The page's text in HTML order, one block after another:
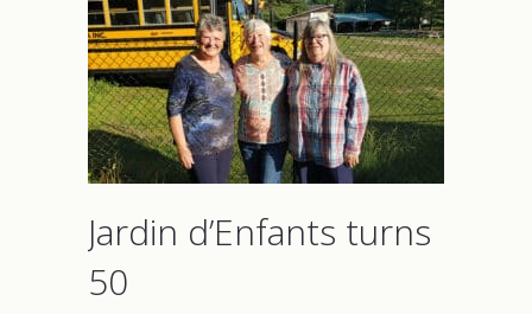
Jardin d’Enfants turns
50